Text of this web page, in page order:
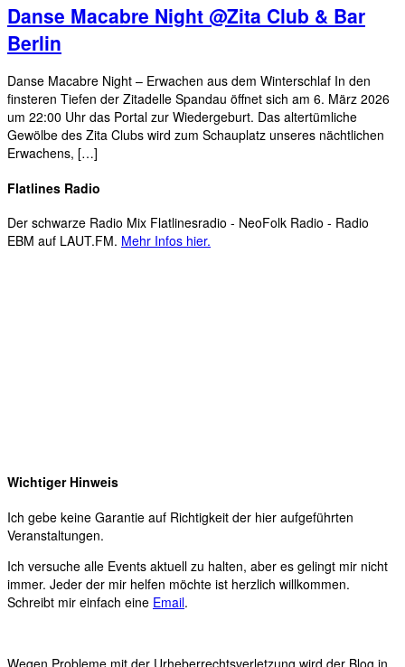
Danse Macabre Night @Zita Club & Bar
Berlin
Danse Macabre Night – Erwachen aus dem Winterschlaf In den
finsteren Tiefen der Zitadelle Spandau öffnet sich am 6. März 2026
um 22:00 Uhr das Portal zur Wiedergeburt. Das altertümliche
Gewölbe des Zita Clubs wird zum Schauplatz unseres nächtlichen
Erwachens, […]
Flatlines Radio
Der schwarze Radio Mix Flatlinesradio - NeoFolk Radio - Radio
EBM auf LAUT.FM. Mehr Infos hier.
Wichtiger Hinweis
Ich gebe keine Garantie auf Richtigkeit der hier aufgeführten
Veranstaltungen.
Ich versuche alle Events aktuell zu halten, aber es gelingt mir nicht
immer. Jeder der mir helfen möchte ist herzlich willkommen.
Schreibt mir einfach eine Email.
Wegen Probleme mit der Urheberrechtsverletzung wird der Blog in